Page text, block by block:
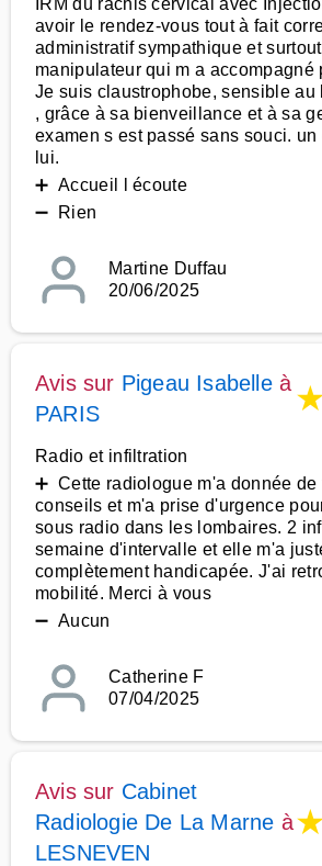
IRM du rachis cervical avec
avoir le rendez-vous tout à fait
administratif sympathique et
manipulateur qui m a accompagné
Je suis claustrophobe, sensible au
, grâce à sa bienveillance et à sa
examen s est passé sans souci. un
lui.
➕ Accueil l écoute
➖ Rien
Martine Duffau
20/06/2025
Avis sur Pigeau Isabelleà
PARIS
Radio et infiltration
➕ Cette radiologue m'a donnée de
conseils et m'a prise d'urgence
sous radio dans les lombaires. 2
semaine d'intervalle et elle m'a
complètement handicapée. J'ai
mobilité. Merci à vous
➖ Aucun
Catherine F
07/04/2025
Avis sur Cabinet
Radiologie De La Marne à
LESNEVEN